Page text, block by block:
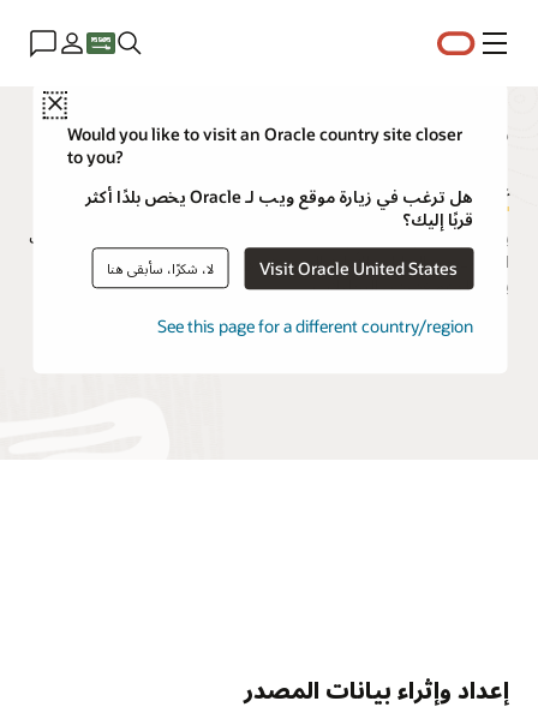
القائمة
Close
Would you like to visit an Oracle country site closer
to you?
هل ترغب في زيارة موقع ويب لـ Oracle يخص بلدًا أكثر
قربًا إليك؟
Visit Oracle United States لا، شكرًا، سأبقى هنا
See this page for a different country/region
مستكشف إمكانات التحليلات
يساعد إعداد الإمكانات وإثرائها مستخدمي الأعمال على تحويل مجموعات
البيانات من البيانات الأولية المجمعة من أنظمة المصدر إلى بيانات
يمكنها دعم قصص التحليلات.
طلب عرض توضيحي
إعداد وإثراء بيانات المصدر